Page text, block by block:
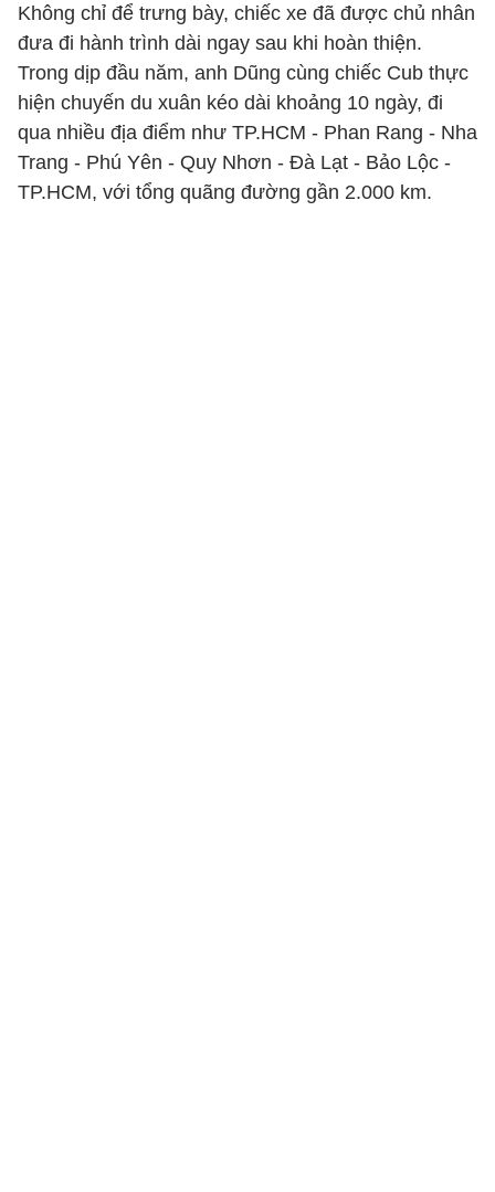
Không chỉ để trưng bày, chiếc xe đã được chủ nhân
đưa đi hành trình dài ngay sau khi hoàn thiện.
Trong dịp đầu năm, anh Dũng cùng chiếc Cub thực
hiện chuyến du xuân kéo dài khoảng 10 ngày, đi
qua nhiều địa điểm như TP.HCM - Phan Rang - Nha
Trang - Phú Yên - Quy Nhơn - Đà Lạt - Bảo Lộc -
TP.HCM, với tổng quãng đường gần 2.000 km.